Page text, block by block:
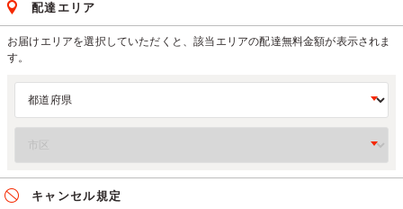
配達エリア
お届けエリアを選択していただくと、該当エリアの配達無料金額が表示されま
す。
キャンセル規定